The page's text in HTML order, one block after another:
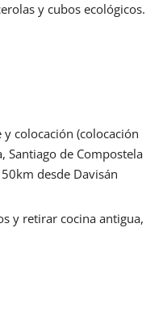
y cubos ecológicos.
colocación (colocación
Santiago de Compostela
desde Davisán
y retirar cocina antigua,